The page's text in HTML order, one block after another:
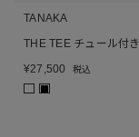
TANAKA
THE TEE チュール付き
¥27,500 税込
■